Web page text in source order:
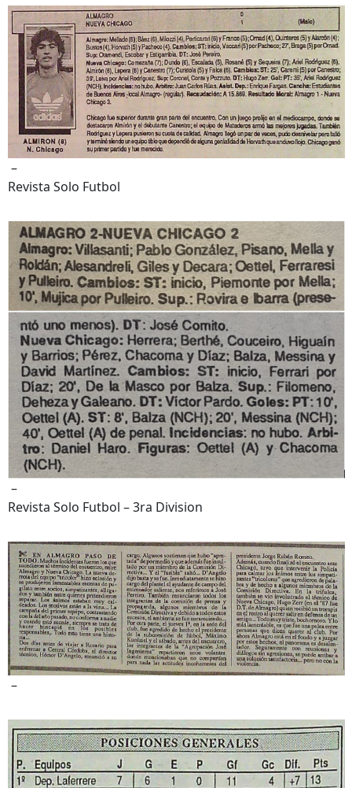
–
Revista Solo Futbol
–
Revista Solo Futbol – 3ra Division
–